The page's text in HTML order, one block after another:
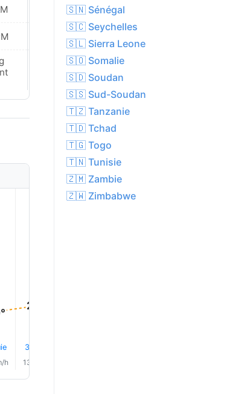
06:19 AM
07:41 PM
New Moon
h
27.0°
3% Pluie
13.0 km/h
10 11
🇸🇳 Sénégal
🇸🇨 Seychelles
🇸🇱 Sierra Leone
🇸🇴 Somalie
🇸🇩 Soudan
🇸🇸 Sud-Soudan
🇹🇿 Tanzanie
🇹🇩 Tchad
🇹🇬 Togo
🇹🇳 Tunisie
🇿🇲 Zambie
🇿🇼 Zimbabwe